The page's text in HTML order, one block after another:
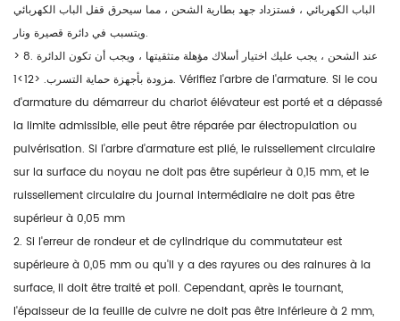
الباب الكهربائي ، فستزداد جهد بطارية الشحن ، مما سيحرق قفل الباب الكهربائي
ويتسبب في دائرة قصيرة ونار.
> 8. عند الشحن ، يجب عليك اختيار أسلاك مؤهلة متثقيتها ، ويجب أن تكون الدائرة
مزودة بأجهزة حماية التسرب. <12>1. Vérifiez l'arbre de l'armature. Si le cou
d'armature du démarreur du chariot élévateur est porté et a dépassé
la limite admissible, elle peut être réparée par électropulation ou
pulvérisation. Si l'arbre d'armature est plié, le ruissellement circulaire
sur la surface du noyau ne doit pas être supérieur à 0,15 mm, et le
ruissellement circulaire du journal intermédiaire ne doit pas être
supérieur à 0,05 mm
2. Si l'erreur de rondeur et de cylindrique du commutateur est
supérieure à 0,05 mm ou qu'il y a des rayures ou des rainures à la
surface, il doit être traité et poli. Cependant, après le tournant,
l'épaisseur de la feuille de cuivre ne doit pas être inférieure à 2 mm,